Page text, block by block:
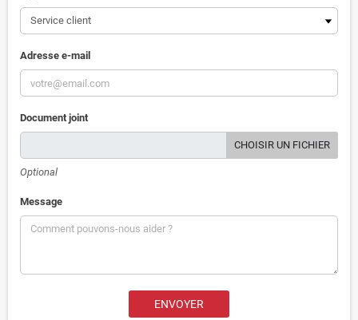
Adresse e-mail
Document joint
CHOISIR UN FICHIER
Optional
Message